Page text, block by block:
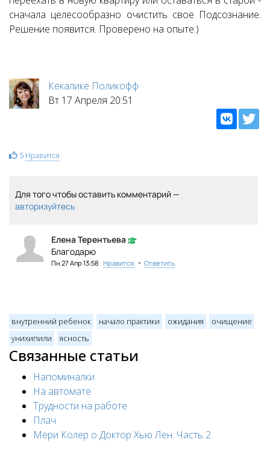
сначала целесообразно очистить свое Подсознание.
Решение появится. Проверено на опыте:)
Кекалике Поликофф
Вт 17 Апреля 20:51
5 Нравится
Для того чтобы оставить комментарий —
авторизуйтесь
Елена Терентьева
Благодарю
Пн 27 Апр 13:58 Нравится • Ответить
внутренний ребенок начало практики ожидания
очищение
унихипили
ясность
Связанные статьи
Напоминалки
На автомате
Трудности на работе
Плач
Мери Колер о Доктор Хью Лен. Часть 2